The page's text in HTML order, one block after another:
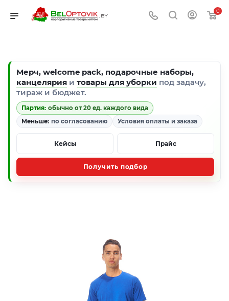
0
Мерч, welcome pack, подарочные наборы,
канцелярия и товары для уборки под задачу,
тираж и бюджет.
Партия: обычно от 20 ед. каждого вида
Меньше: по согласованию Условия оплаты и заказа
Кейсы Прайс
Получить подбор